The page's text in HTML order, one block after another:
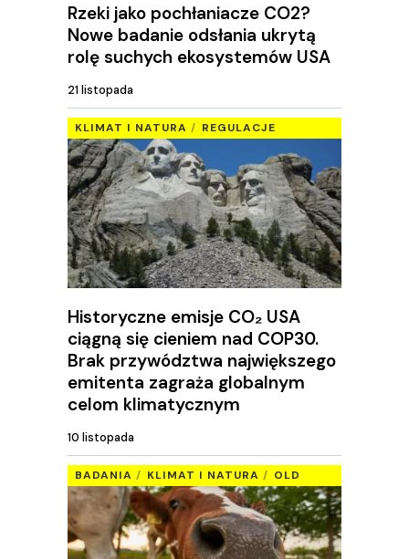
Rzeki jako pochłaniacze CO2?
Nowe badanie odsłania ukrytą
rolę suchych ekosystemów USA
21 listopada
KLIMAT I NATURA REGULACJE
Historyczne emisje CO₂ USA
ciągną się cieniem nad COP30.
Brak przywództwa największego
emitenta zagraża globalnym
celom klimatycznym
10 listopada
BADANIA KLIMAT I NATURA OLD